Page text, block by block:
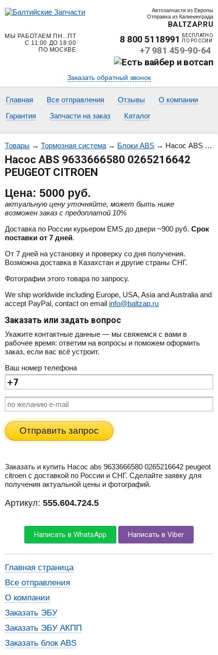
Автозапчасти из Европы
Отправка из Калининграда
BALTZAP.RU
МЫ РАБОТАЕМ ПН...ПТ
С 11:00 ДО 18:00
ПО МОСКВЕ
8 800 5118991
БЕСПЛАТНО
ПО РОССИИ
+7 981 459-90-64
Заказать обратный звонок
Главная Все отправления Отзывы
О компании
Гарантия
Запчасти на заказ Каталог
Товары → Тормозная система→ Блоки ABS → Насос ABS 9633666580 0265216642 PEUGEOT CITROEN
Насос ABS 9633666580 0265216642
PEUGEOT CITROEN
Цена: 5000 руб.
актуальную цену уточняйте, может быть ниже
возможен заказ с предоплатой 10%
Доставка по России курьером EMS до двери ~900 руб. Срок
поставки от 7 дней.
От 7 дней на установку и проверку со дня получения.
Возможна доставка в Казахстан и другие страны СНГ.
Фотографии этого товара по запросу.
We ship worldwide including Europe, USA, Asia and Australia and
accept PayPal, contact on email info@baltzap.ru
Заказать или задать вопрос
Укажите контактные данные — мы свяжемся с вами в
рабочее время: ответим на вопросы и поможем оформить
заказ, если вас всё устроит.
Ваш номер телефона
Отправить запрос
Заказать и купить Насос abs 9633666580 0265216642 peugeot
citroen с доставкой по России и СНГ. Сделайте заявку для
получения актуальной цены и фотографий.
Артикул: 555.604.724.5
Написать в WhatsApp Написать в Viber
Главная страница
Все отправления
О компании
Заказать ЭБУ
Заказать ЭБУ АКПП
Заказать блок ABS